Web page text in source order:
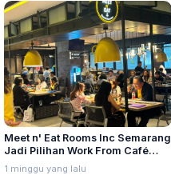
Meet n' Eat Rooms Inc Semarang
Jadi Pilihan Work From Café
dengan Menu Baru yang Variatif
1 minggu yang lalu